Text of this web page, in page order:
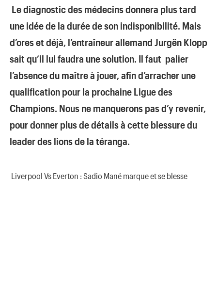
Le diagnostic des médecins donnera plus tard
une idée de la durée de son indisponibilité. Mais
d’ores et déjà, l’entraîneur allemand Jurgën Klopp
sait qu’il lui faudra une solution. Il faut palier
l’absence du maître à jouer, afin d’arracher une
qualification pour la prochaine Ligue des
Champions. Nous ne manquerons pas d’y revenir,
pour donner plus de détails à cette blessure du
leader des lions de la téranga.
Liverpool Vs Everton : Sadio Mané marque et se blesse